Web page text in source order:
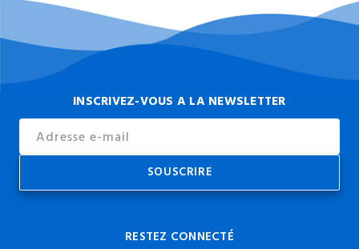
INSCRIVEZ-VOUS A LA NEWSLETTER
Address
RESTEZ CONNECTÉ